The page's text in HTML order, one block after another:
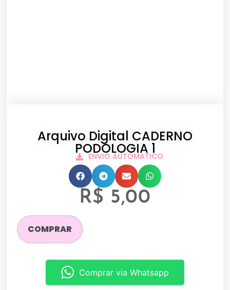
Arquivo Digital CADERNO
PODOLOGIA 1
ENVIO AUTOMATICO
R$ 5,00
COMPRAR
Comprar via Whatsapp